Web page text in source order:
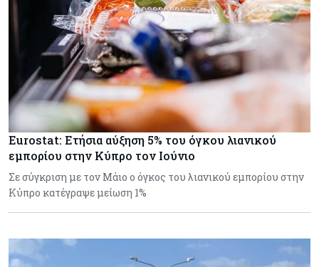
Eurostat: Ετήσια αύξηση 5% του όγκου λιανικού
εμπορίου στην Κύπρο τον Ιούνιο
Σε σύγκριση με τον Μάιο ο όγκος του λιανικού εμπορίου στην
Κύπρο κατέγραψε μείωση 1%